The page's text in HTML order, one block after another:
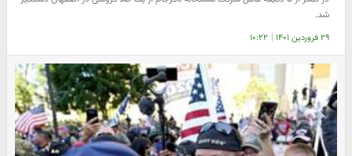
شد.
۲۹ فروردین ۱۴۰۱ | ۱۰:۲۲